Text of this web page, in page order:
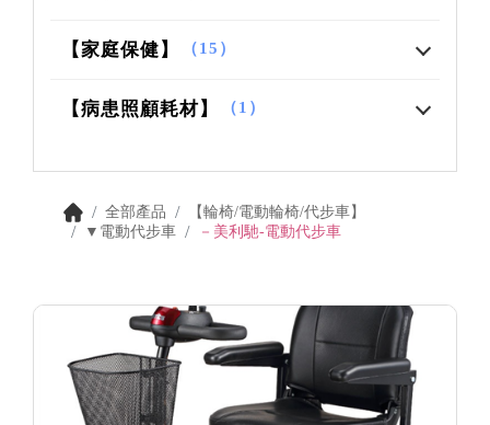
【家庭保健】 （15）
【病患照顧耗材】 （1）
全部產品
【輪椅/電動輪椅/代步車】
▼電動代步車
－美利馳-電動代步車